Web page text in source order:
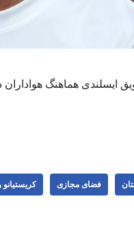
ایسلندی هماهنگ
فضای مجازی کریستیانو